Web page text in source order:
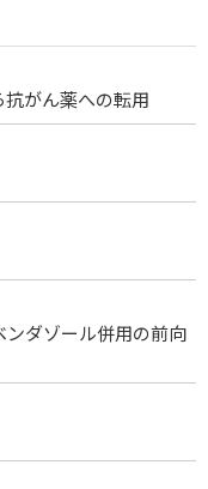
がん薬への転用
ダゾール併用の前向